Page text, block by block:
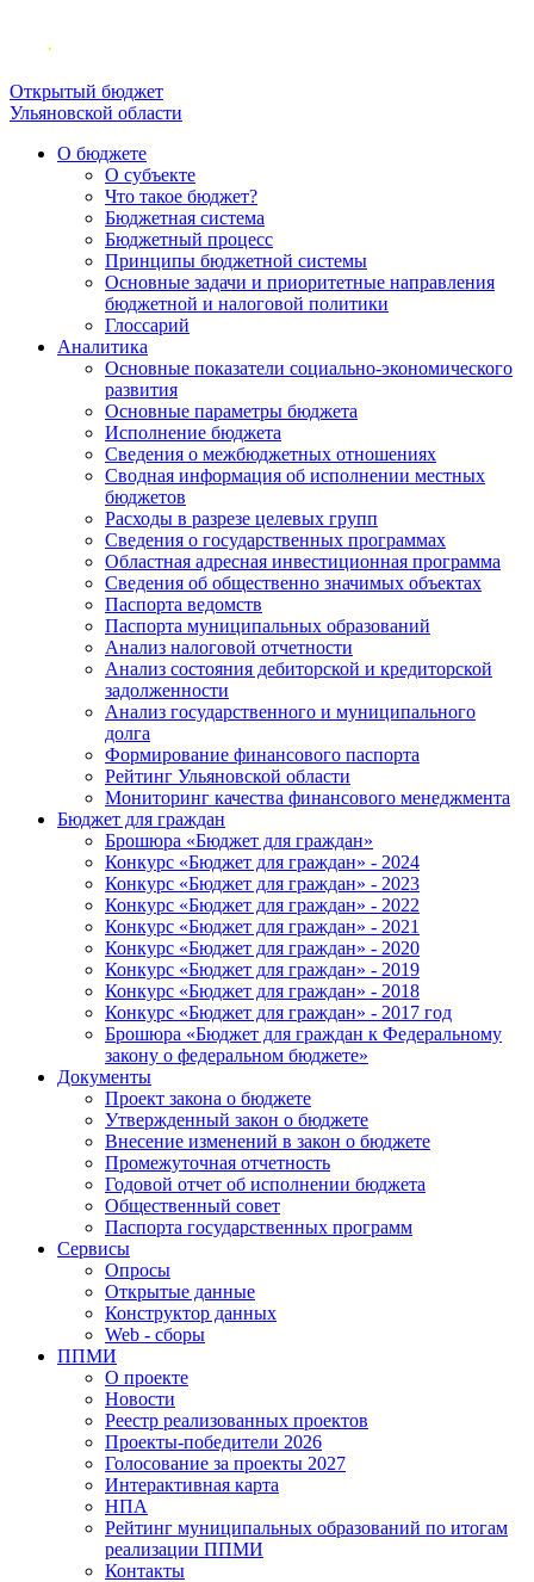
Открытый бюджет
Ульяновской области
О бюджете
О субъекте
Что такое бюджет?
Бюджетная система
Бюджетный процесс
Принципы бюджетной системы
Основные задачи и приоритетные направления
бюджетной и налоговой политики
Глоссарий
Аналитика
Основные показатели социально-экономического
развития
Основные параметры бюджета
Исполнение бюджета
Сведения о межбюджетных отношениях
Сводная информация об исполнении местных
бюджетов
Расходы в разрезе целевых групп
Сведения о государственных программах
Областная адресная инвестиционная программа
Сведения об общественно значимых объектах
Паспорта ведомств
Паспорта муниципальных образований
Анализ налоговой отчетности
Анализ состояния дебиторской и кредиторской
задолженности
Анализ государственного и муниципального
долга
Формирование финансового паспорта
Рейтинг Ульяновской области
Мониторинг качества финансового менеджмента
Бюджет для граждан
Брошюра «Бюджет для граждан»
Конкурс «Бюджет для граждан» - 2024
Конкурс «Бюджет для граждан» - 2023
Конкурс «Бюджет для граждан» - 2022
Конкурс «Бюджет для граждан» - 2021
Конкурс «Бюджет для граждан» - 2020
Конкурс «Бюджет для граждан» - 2019
Конкурс «Бюджет для граждан» - 2018
Конкурс «Бюджет для граждан» - 2017 год
Брошюра «Бюджет для граждан к Федеральному
закону о федеральном бюджете»
Документы
Проект закона о бюджете
Утвержденный закон о бюджете
Внесение изменений в закон о бюджете
Промежуточная отчетность
Годовой отчет об исполнении бюджета
Общественный совет
Паспорта государственных программ
Сервисы
Опросы
Открытые данные
Конструктор данных
Web - сборы
ППМИ
О проекте
Новости
Реестр реализованных проектов
Проекты-победители 2026
Голосование за проекты 2027
Интерактивная карта
НПА
Рейтинг муниципальных образований по итогам
реализации ППМИ
Контакты